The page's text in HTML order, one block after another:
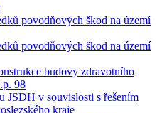
povodňových škod na území
povodňových škod na území
budovy zdravotního
98
JSDH v souvislosti s řešením
kraje